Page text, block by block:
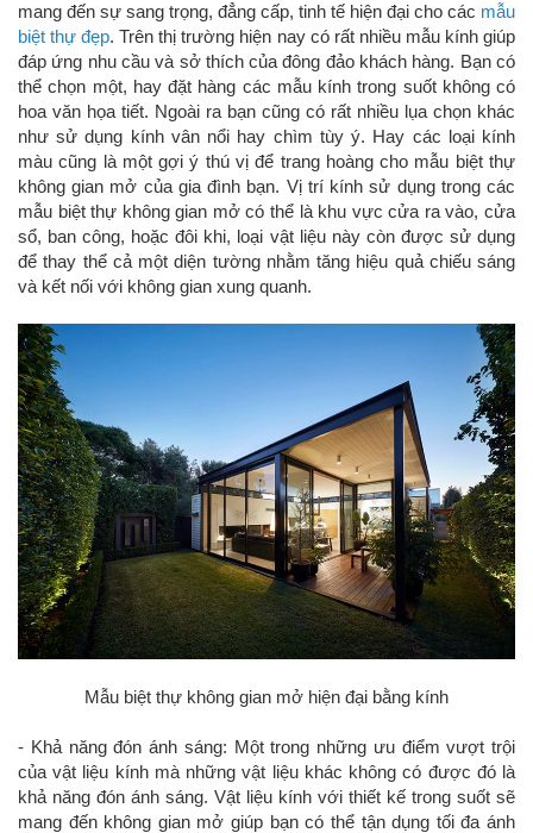
mang đến sự sang trọng, đẳng cấp, tinh tế hiện đại cho các mẫu
biệt thự đẹp. Trên thị trường hiện nay có rất nhiều mẫu kính giúp
đáp ứng nhu cầu và sở thích của đông đảo khách hàng. Bạn có
thể chọn một, hay đặt hàng các mẫu kính trong suốt không có
hoa văn họa tiết. Ngoài ra bạn cũng có rất nhiều lụa chọn khác
như sử dụng kính vân nổi hay chìm tùy ý. Hay các loại kính
màu cũng là một gợi ý thú vị để trang hoàng cho mẫu biệt thự
không gian mở của gia đình bạn. Vị trí kính sử dụng trong các
mẫu biệt thự không gian mở có thể là khu vực cửa ra vào, cửa
sổ, ban công, hoặc đôi khi, loại vật liệu này còn được sử dụng
để thay thể cả một diện tường nhằm tăng hiệu quả chiếu sáng
và kết nối với không gian xung quanh.
Mẫu biệt thự không gian mở hiện đại bằng kính
- Khả năng đón ánh sáng: Một trong những ưu điểm vượt trội
của vật liệu kính mà những vật liệu khác không có được đó là
khả năng đón ánh sáng. Vật liệu kính với thiết kế trong suốt sẽ
mang đến không gian mở giúp bạn có thể tận dụng tối đa ánh